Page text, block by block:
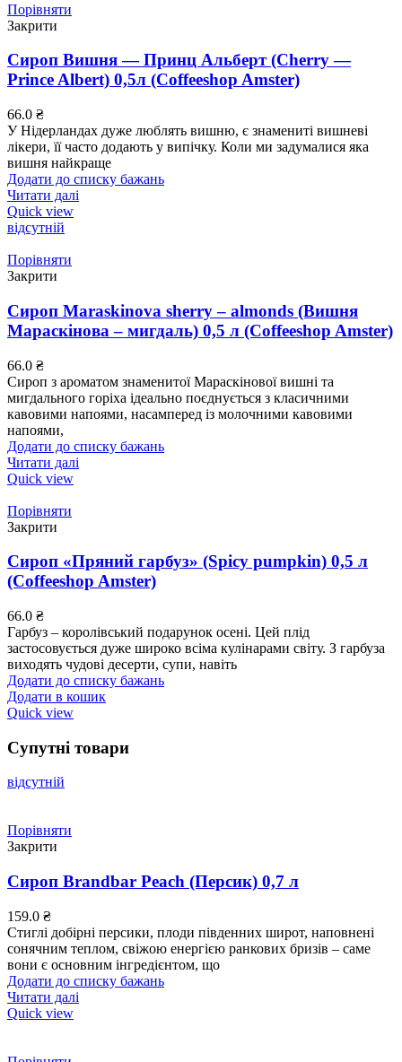
Порівняти
Закрити
Сироп Вишня — Принц Альберт (Cherry —
Prince Albert) 0,5л (Coffeeshop Amster)
66.0 ₴
У Нідерландах дуже люблять вишню, є знамениті вишневі
лікери, її часто додають у випічку. Коли ми задумалися яка
вишня найкраще
Додати до списку бажань
Читати далі
Quick view
відсутній
Порівняти
Закрити
Сироп Maraskinova sherry – almonds (Вишня
Мараскінова – мигдаль) 0,5 л (Coffeeshop Amster)
66.0 ₴
Сироп з ароматом знаменитої Мараскінової вишні та
мигдального горіха ідеально поєднується з класичними
кавовими напоями, насамперед із молочними кавовими
напоями,
Додати до списку бажань
Читати далі
Quick view
Порівняти
Закрити
Сироп «Пряний гарбуз» (Spicy pumpkin) 0,5 л
(Coffeeshop Amster)
66.0 ₴
Гарбуз – королівський подарунок осені. Цей плід
застосовується дуже широко всіма кулінарами світу. З гарбуза
виходять чудові десерти, супи, навіть
Додати до списку бажань
Додати в кошик
Quick view
Супутні товари
відсутній
Порівняти
Закрити
Сироп Brandbar Peach (Персик) 0,7 л
159.0 ₴
Стиглі добірні персики, плоди південних широт, наповнені
сонячним теплом, свіжою енергією ранкових бризів – саме
вони є основним інгредієнтом, що
Додати до списку бажань
Читати далі
Quick view